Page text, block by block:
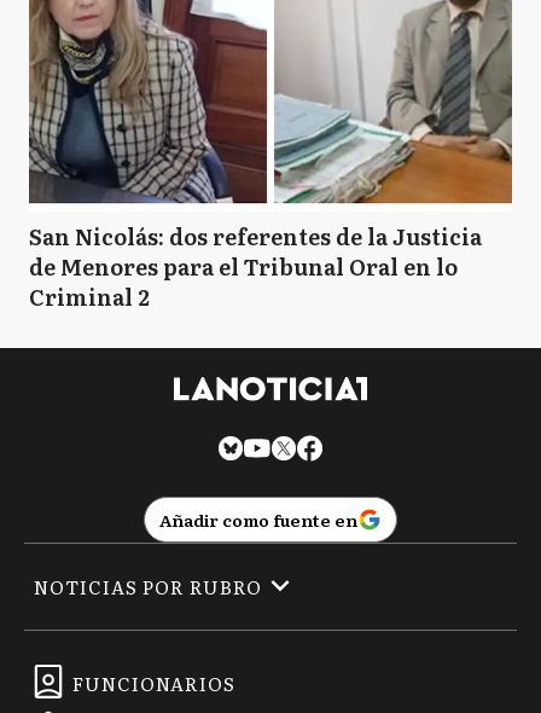
San Nicolás: dos referentes de la Justicia
de Menores para el Tribunal Oral en lo
Criminal 2
Añadir como fuente en
FUNCIONARIOS
NOTICIAS POR RUBRO